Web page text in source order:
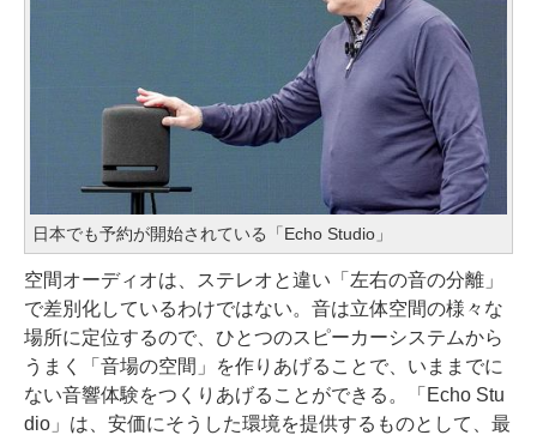
日本でも予約が開始されている「Echo Studio」
空間オーディオは、ステレオと違い「左右の音の分離」
で差別化しているわけではない。音は立体空間の様々な
場所に定位するので、ひとつのスピーカーシステムから
うまく「音場の空間」を作りあげることで、いままでに
ない音響体験をつくりあげることができる。「Echo Stu
dio」は、安価にそうした環境を提供するものとして、最